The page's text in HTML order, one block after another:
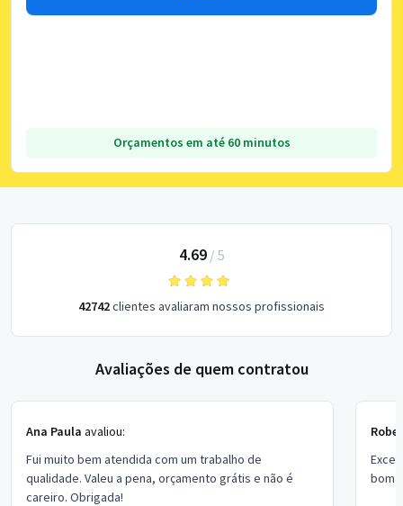
Orçamentos em até 60 minutos
4.69/ 5
42742clientes avaliaram nossos profissionais
Avaliações de quem contratou
Ana Paula avaliou:
Fui muito bem atendida com um trabalho de
qualidade. Valeu a pena, orçamento grátis e não é
careiro. Obrigada!
bom